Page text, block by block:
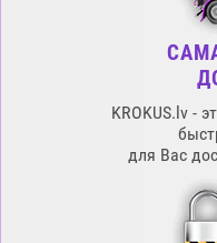
KROKUS.lv -
для Вас